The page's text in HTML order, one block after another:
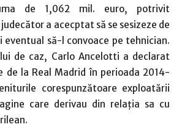
de 1,062 mil. euro, potrivit
a acecptat să se sesizeze de
eventual să-l convoace pe tehnician.
de caz, Carlo Ancelotti a declarat
de la Real Madrid în perioada 2014-
corespunzătoare exploatării
care derivau din relaţia sa cu